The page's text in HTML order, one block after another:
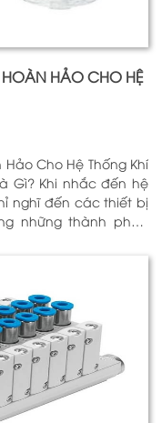
HẢO CHO HỆ
Hảo Cho Hệ Thống Khí
nghĩ đến các thiết bị
những thành phần